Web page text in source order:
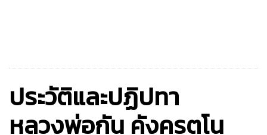
ประวัติและปฏิปทา
หลวงพ่อกัน คังครตโน